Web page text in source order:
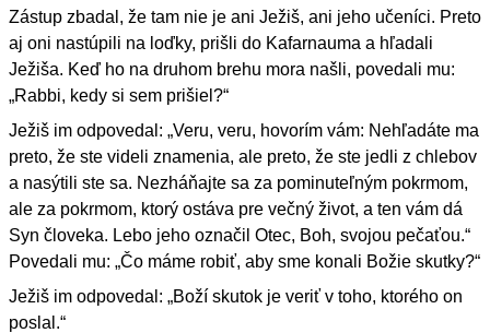
Zástup zbadal, že tam nie je ani Ježiš, ani jeho učeníci. Preto
aj oni nastúpili na loďky, prišli do Kafarnauma a hľadali
Ježiša. Keď ho na druhom brehu mora našli, povedali mu:
„Rabbi, kedy si sem prišiel?“
Ježiš im odpovedal: „Veru, veru, hovorím vám: Nehľadáte ma
preto, že ste videli znamenia, ale preto, že ste jedli z chlebov
a nasýtili ste sa. Nezháňajte sa za pominuteľným pokrmom,
ale za pokrmom, ktorý ostáva pre večný život, a ten vám dá
Syn človeka. Lebo jeho označil Otec, Boh, svojou pečaťou.“
Povedali mu: „Čo máme robiť, aby sme konali Božie skutky?“
Ježiš im odpovedal: „Boží skutok je veriť v toho, ktorého on
poslal.“